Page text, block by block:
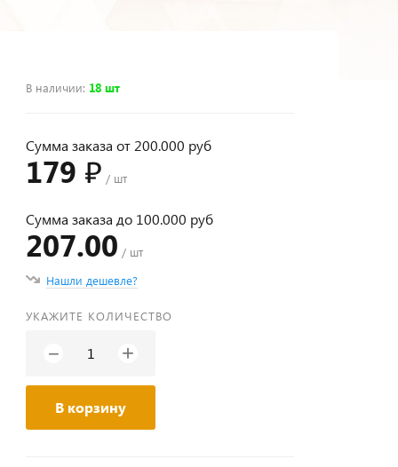
В наличии: 18 шт
Сумма заказа от 200.000 руб
179 ₽ / шт
Сумма заказа до 100.000 руб
207.00 / шт
Нашли дешевле?
УКАЖИТЕ КОЛИЧЕСТВО
− +
В корзину